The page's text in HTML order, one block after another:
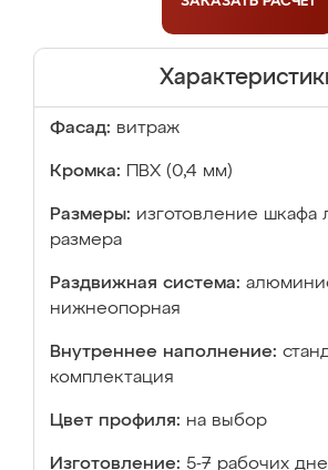
Фасад: витраж
Кромка: ПВХ (0,4 мм)
Размеры: изготовление шкафа
размера
Раздвижная система:
нижнеопорная
Внутреннее наполнение:
комплектация
Цвет профиля: на выбор
Изготовление: 5-7 рабочих